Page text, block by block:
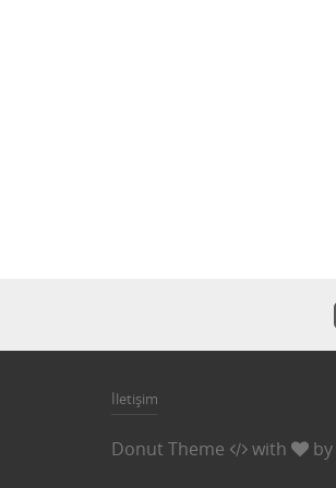
İletişim
Donut Theme with by